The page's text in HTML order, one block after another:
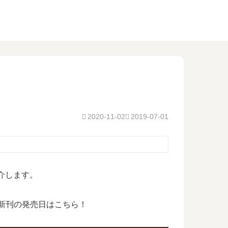
2019-07-01
2020-11-02
ます。
の発売日はこちら！